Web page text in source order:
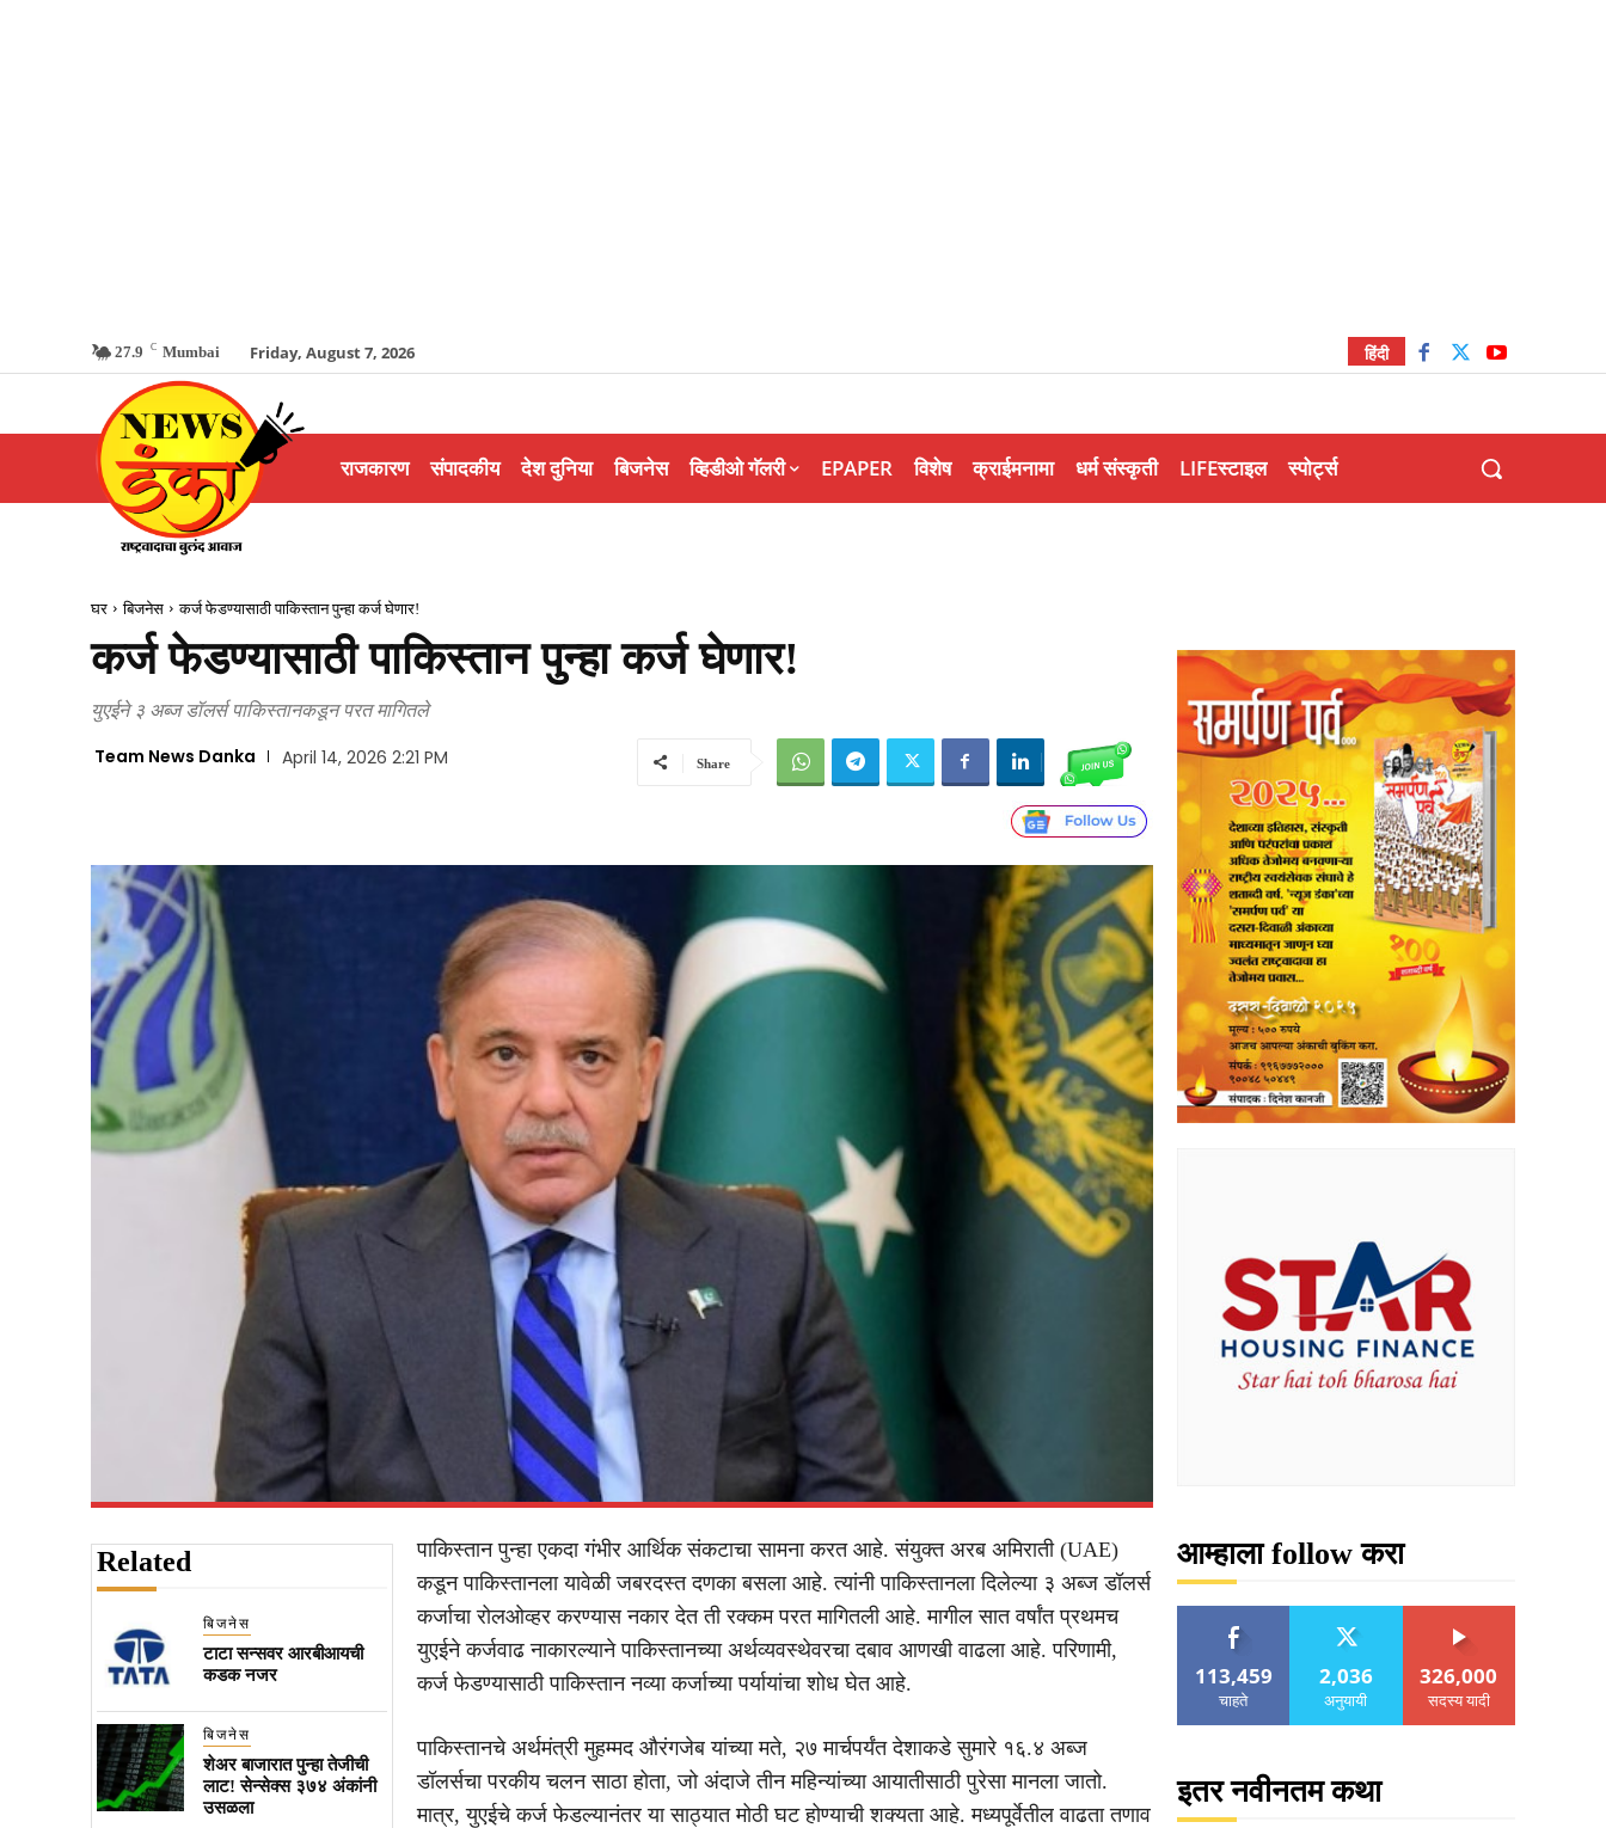
27.9 C Mumbai Friday, August 7, 2026 हिंदी
राजकारण संपादकीय देश दुनिया बिजनेस व्हिडीओ गॅलरी EPAPER विशेष क्राईमनामा धर्म संस्कृती LIFEस्टाइल स्पोर्ट्स
घर बिजनेस कर्ज फेडण्यासाठी पाकिस्तान पुन्हा कर्ज घेणार!
कर्ज फेडण्यासाठी पाकिस्तान पुन्हा कर्ज घेणार!
युएईने ३ अब्ज डॉलर्स पाकिस्तानकडून परत मागितले
Team News Danka April 14, 2026 2:21 PM Share
Related
बिजनेस
टाटा सन्सवर आरबीआयची
कडक नजर
बिजनेस
शेअर बाजारात पुन्हा तेजीची
लाट! सेन्सेक्स ३७४ अंकांनी
उसळला
पाकिस्तान पुन्हा एकदा गंभीर आर्थिक संकटाचा सामना करत आहे. संयुक्त अरब अमिराती (UAE)
कडून पाकिस्तानला यावेळी जबरदस्त दणका बसला आहे. त्यांनी पाकिस्तानला दिलेल्या ३ अब्ज डॉलर्स
कर्जाचा रोलओव्हर करण्यास नकार देत ती रक्कम परत मागितली आहे. मागील सात वर्षांत प्रथमच
युएईने कर्जवाढ नाकारल्याने पाकिस्तानच्या अर्थव्यवस्थेवरचा दबाव आणखी वाढला आहे. परिणामी,
कर्ज फेडण्यासाठी पाकिस्तान नव्या कर्जाच्या पर्यायांचा शोध घेत आहे.
पाकिस्तानचे अर्थमंत्री मुहम्मद औरंगजेब यांच्या मते, २७ मार्चपर्यंत देशाकडे सुमारे १६.४ अब्ज
डॉलर्सचा परकीय चलन साठा होता, जो अंदाजे तीन महिन्यांच्या आयातीसाठी पुरेसा मानला जातो.
मात्र, युएईचे कर्ज फेडल्यानंतर या साठ्यात मोठी घट होण्याची शक्यता आहे. मध्यपूर्वेतील वाढता तणाव
आम्हाला follow करा
113,459
चाहते
2,036
अनुयायी
326,000
सदस्य यादी
इतर नवीनतम कथा